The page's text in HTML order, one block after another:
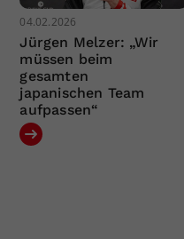
04.02.2026
Jürgen Melzer: „Wir
müssen beim
gesamten
japanischen Team
aufpassen“